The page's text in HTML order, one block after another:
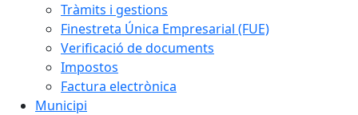
Tràmits i gestions
Finestreta Única Empresarial (FUE)
Verificació de documents
Impostos
Factura electrònica
Municipi